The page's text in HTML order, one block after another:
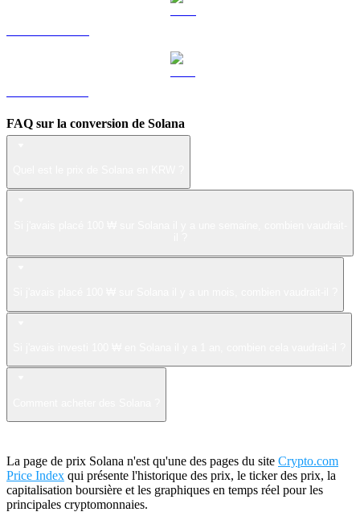
FAQ sur la conversion de Solana
La page de prix Solana n'est qu'une des pages du site Crypto.com
Price Index qui présente l'historique des prix, le ticker des prix, la
capitalisation boursière et les graphiques en temps réel pour les
principales cryptomonnaies.